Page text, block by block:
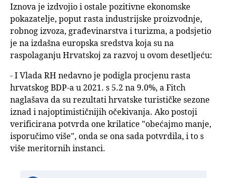
Iznova je izdvojio i ostale pozitivne ekonomske
pokazatelje, poput rasta industrijske proizvodnje,
robnog izvoza, građevinarstva i turizma, a podsjetio
je na izdašna europska sredstva koja su na
raspolaganju Hrvatskoj za razvoj u ovom desetljeću:
- I Vlada RH nedavno je podigla procjenu rasta
hrvatskog BDP-a u 2021. s 5.2 na 9.0%, a Fitch
naglašava da su rezultati hrvatske turističke sezone
iznad i najoptimističnijih očekivanja. Ako postoji
verificirana potvrda one krilatice "obećajmo manje,
isporučimo više", onda se ona sada potvrdila, i to s
više meritornih instanci.